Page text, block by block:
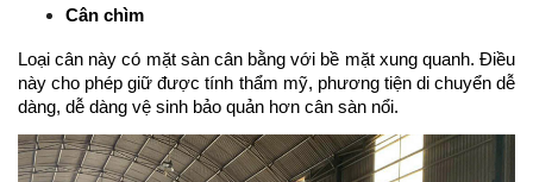
Cân chìm
Loại cân này có mặt sàn cân bằng với bề mặt xung quanh. Điều
này cho phép giữ được tính thẩm mỹ, phương tiện di chuyển dễ
dàng, dễ dàng vệ sinh bảo quản hơn cân sàn nổi.